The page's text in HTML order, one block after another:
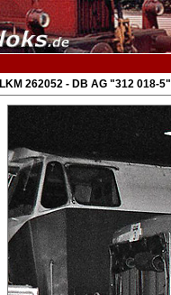
LKM 262052 - DB AG "312 018-5"